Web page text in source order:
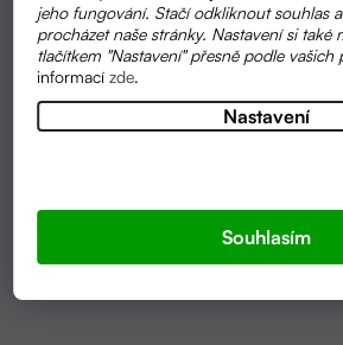
jeho fungování. Stačí odkliknout souhlas
procházet naše stránky. Nastavení si také
tlačítkem "Nastavení" přesně podle vašich
informacízde.
Nastavení
Souhlasím
BIO NERAFINOVANÉ
Průměrné
hodnocení
produktu
z
hvězdiček.